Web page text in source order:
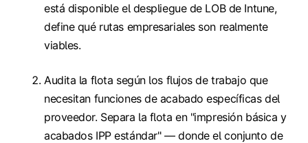
está disponible el despliegue de LOB de Intune,
define qué rutas empresariales son realmente
viables.
Audita la flota según los flujos de trabajo que
necesitan funciones de acabado específicas del
proveedor. Separa la flota en "impresión básica y
acabados IPP estándar" — donde el conjunto de